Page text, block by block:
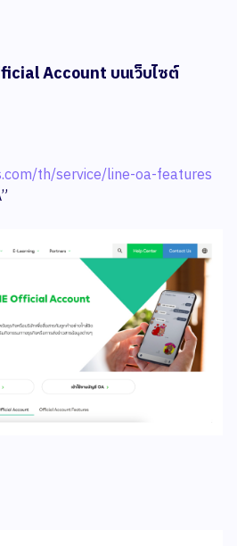
Account บนเว็บไซต์
th/service/line-oa-features